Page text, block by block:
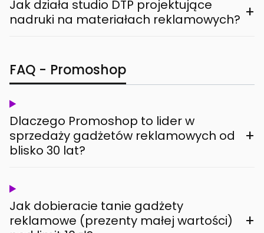
Jak działa studio DTP projektujące
nadruki na materiałach reklamowych? +
FAQ - Promoshop
Dlaczego Promoshop to lider w
sprzedaży gadżetów reklamowych od
blisko 30 lat?
+
Jak dobieracie tanie gadżety
reklamowe (prezenty małej wartości)
+